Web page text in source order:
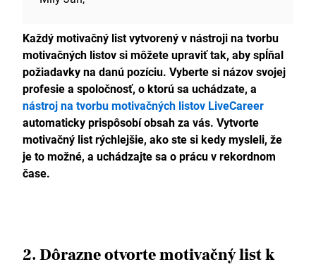
Každý motivačný list vytvorený v nástroji na tvorbu
motivačných listov si môžete upraviť tak, aby spĺňal
požiadavky na danú pozíciu. Vyberte si názov svojej
profesie a spoločnosť, o ktorú sa uchádzate, a
nástroj na tvorbu motivačných listov LiveCareer
automaticky prispôsobí obsah za vás. Vytvorte
motivačný list rýchlejšie, ako ste si kedy mysleli, že
je to možné, a uchádzajte sa o prácu v rekordnom
čase.
2. Dôrazne otvorte motivačný list k